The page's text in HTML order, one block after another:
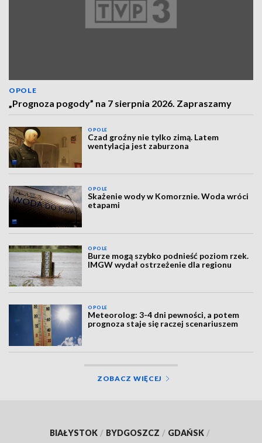
OPOLE
„Prognoza pogody” na 7 sierpnia 2026. Zapraszamy
OPOLE
Czad groźny nie tylko zimą. Latem
wentylacja jest zaburzona
OPOLE
Skażenie wody w Komorznie. Woda wróci
etapami
OPOLE
Burze mogą szybko podnieść poziom rzek.
IMGW wydał ostrzeżenie dla regionu
OPOLE
Meteorolog: 3-4 dni pewności, a potem
prognoza staje się raczej scenariuszem
ZOBACZ WIĘCEJ
BIAŁYSTOK / BYDGOSZCZ / GDAŃSK /